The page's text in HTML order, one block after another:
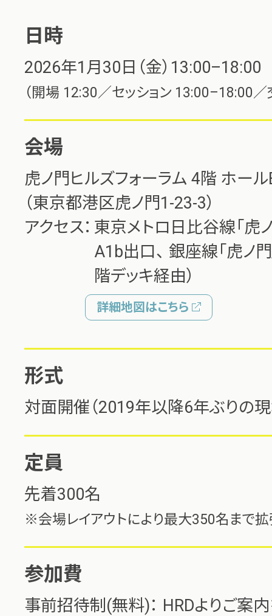
日時
2026年1月30日（金）13:00–18:00
（開場 12:30／セッション 13:00–18:00
会場
虎ノ門ヒルズフォーラム 4階 ホー
（東京都港区虎ノ門1-23-3）
アクセス： 東京メトロ日比谷線「虎
A1b出口、 銀座線「虎ノ
階デッキ経由）
詳細地図はこちら
形式
対面開催（2019年以降6年ぶりの現
定員
先着300名
※会場レイアウトにより最大350名まで拡
参加費
事前招待制(無料)： HRDよりご案